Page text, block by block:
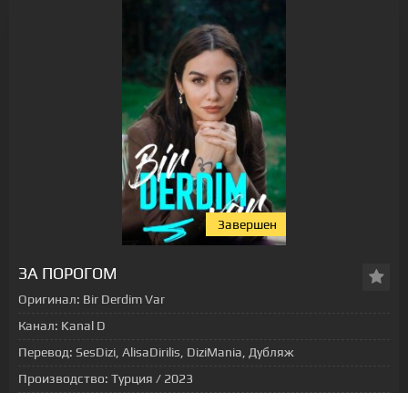
Завершен
ЗА ПОРОГОМ
Оригинал: Bir Derdim Var
Канал: Kanal D
Перевод: SesDizi, AlisaDirilis, DiziMania, Дубляж
Производство: Турция / 2023